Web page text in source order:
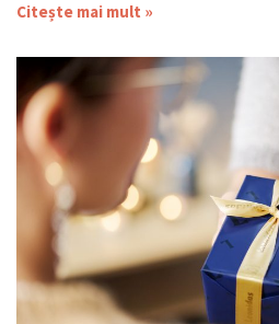
Citește mai mult »